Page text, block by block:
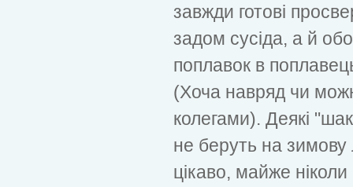
завжди готові
задом сусіда, а й
поплавок в
(Хоча навряд чи
колегами). Деякі
не беруть на
цікаво, майже